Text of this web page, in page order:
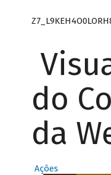
do
da
Ações